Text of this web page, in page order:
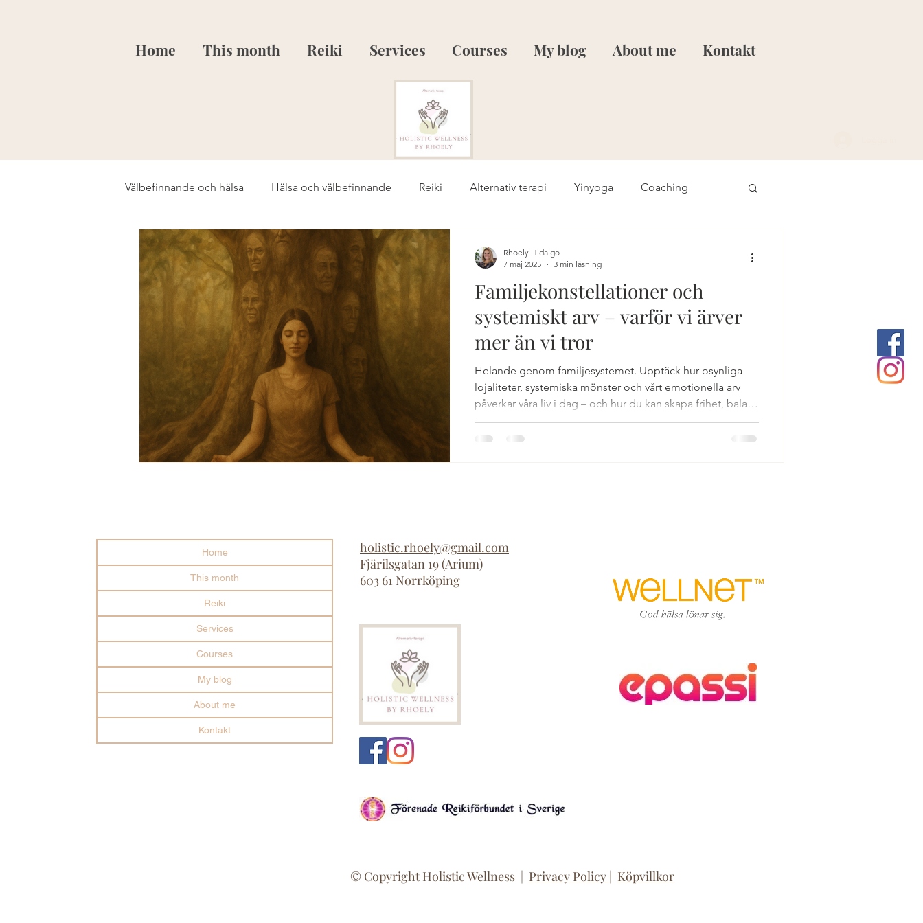
Home This month Reiki Services Courses My blog About me Kontakt
Välbefinnande och hälsa Hälsa och välbefinnande Reiki Alternativ terapi Yinyoga Coaching
Restorative yoga Mindfulness Yinyoga eld-element
EFT-tapping Välbefinnande Personlig utveckling Läkning Holistisk hälsa Realtioner och familj
Traumabearbetning Terapi och metoder Energiarbete Spiritualitet
Andligt växande Relationer och familj Avslappning och återhämtning Vila nervsystemet
Familjekonstellationer och
systemiskt arv – varför vi ärver
mer än vi tror
Helande genom familjesystemet. Upptäck hur osynliga
lojaliteter, systemiska mönster och vårt emotionella arv
påverkar våra liv i dag – och hur du kan skapa frihet, balans
och framgång genom familjekonstellationer.
Rhoely Hidalgo
7 maj 2025
3 min läsning
Home
This month
Reiki
Services
Courses
My blog
About me
Kontakt
holistic.rhoely@gmail.com
Fjärilsgatan 19 (Arium)
603 61 Norrköping
© Copyright Holistic Wellness | Privacy Policy | Köpvillkor